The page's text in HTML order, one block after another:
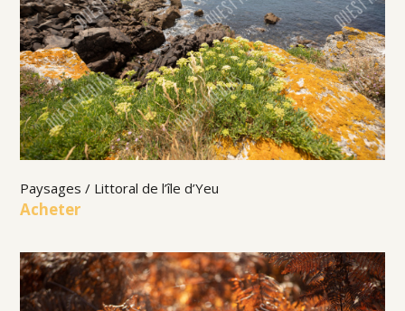
Paysages / Littoral de l’île d’Yeu
Acheter